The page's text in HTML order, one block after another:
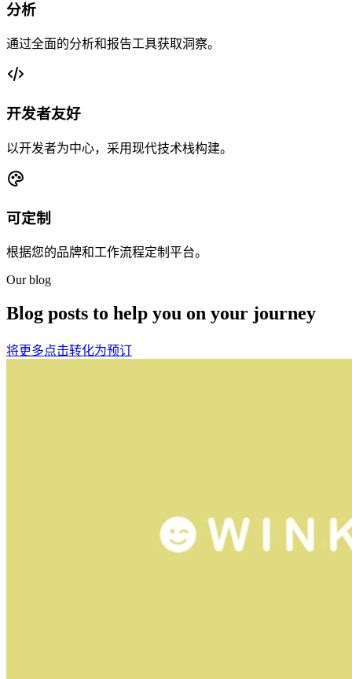
分析
通过全面的分析和报告工具获取洞察。
开发者友好
以开发者为中心，采用现代技术栈构建。
可定制
根据您的品牌和工作流程定制平台。
Our blog
Blog posts to help you on your journey
将更多点击转化为预订